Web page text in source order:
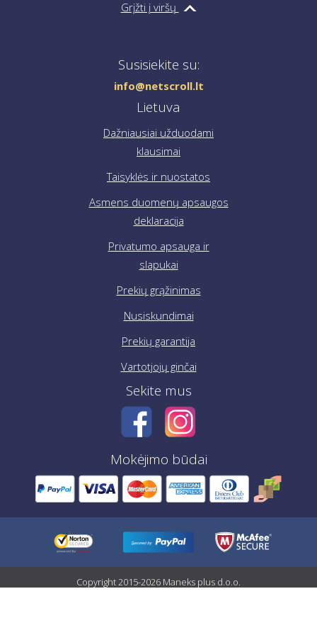
Grįžti į viršų
Susisiekite su:
info@netscroll.lt
Lietuva
Dažniausiai užduodami
klausimai
Taisyklės ir nuostatos
Asmens duomenų apsaugos
deklaracija
Privatumo apsauga ir
slapukai
Prekių grąžinimas
Nusiskundimai
Prekių garantija
Vartotjojų ginčai
Sekite mus
Mokėjimo būdai
Copyright 2015-2026 Maneks plus d.o.o.